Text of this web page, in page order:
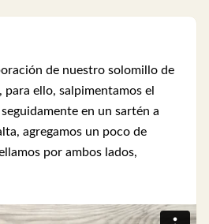
de nuestro solomillo de
ello, salpimentamos el
en un sartén a
agregamos un poco de
por ambos lados,